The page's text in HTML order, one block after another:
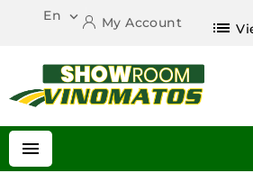
En  My Account list
